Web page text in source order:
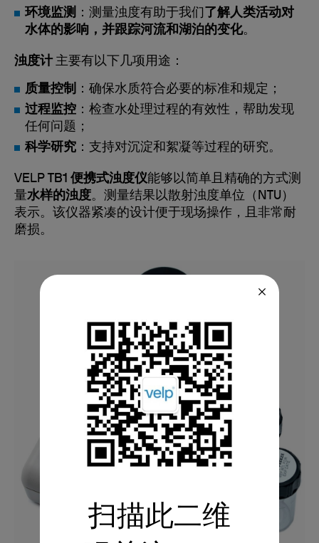
环境监测
：测量浊度有助于我们
了解人类活动对
水体的影响，并跟踪河流和湖泊的变化。
浊度计 主要有以下几项用途：
质量控制
：确保水质符合必要的标准和规定；
过程监控 ：检查水处理过程的有效性，帮助发现
任何问题；
科学研究 ：支持对沉淀和絮凝等过程的研究。
VELP TB1 便携式浊度仪能够以简单且精确的方式测
量水样的浊度。测量结果以散射浊度单位（NTU）
表示。该仪器紧凑的设计便于现场操作，且非常耐
磨损。
扫描此二维